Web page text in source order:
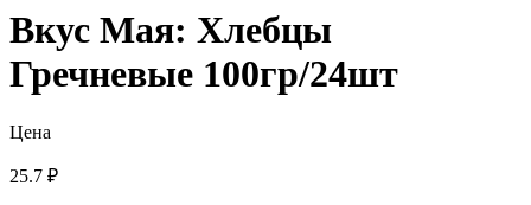
Вкус Мая: Хлебцы
Гречневые 100гр/24шт
Цена
25.7 ₽